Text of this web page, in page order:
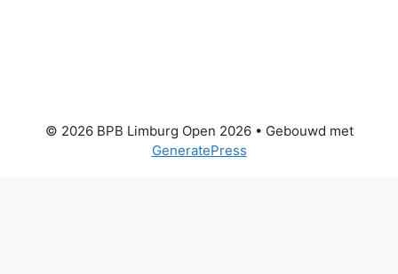
© 2026 BPB Limburg Open 2026• Gebouwd met
GeneratePress